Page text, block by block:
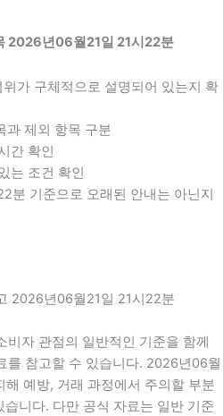
2026년06월21일 21시22분
가 구체적으로 설명되어 있는지 확
과 제외 항목 구분
간 확인
는 조건 확인
분 기준으로 오래된 안내는 아닌지
2026년06월21일 21시22분
자 관점의 일반적인 기준을 함께
를 참고할 수 있습니다. 2026년06월
예방, 거래 과정에서 주의할 부분
니다. 다만 공식 자료는 일반 기준